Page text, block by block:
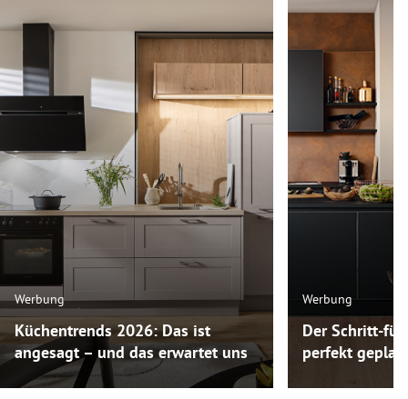
Werbung
Küchentrends 2026: Das ist
angesagt – und das erwartet uns
Werbung
Der Schritt-
perfekt